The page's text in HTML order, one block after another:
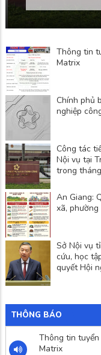
Thông tin
Matrix
Chính phủ
nghiệp
Công tác
Nội vụ tại
trong
An Giang:
xã, phường
Sở Nội vụ
cứu, học
quyết Hội
THÔNG BÁO
Thông tin
Matrix